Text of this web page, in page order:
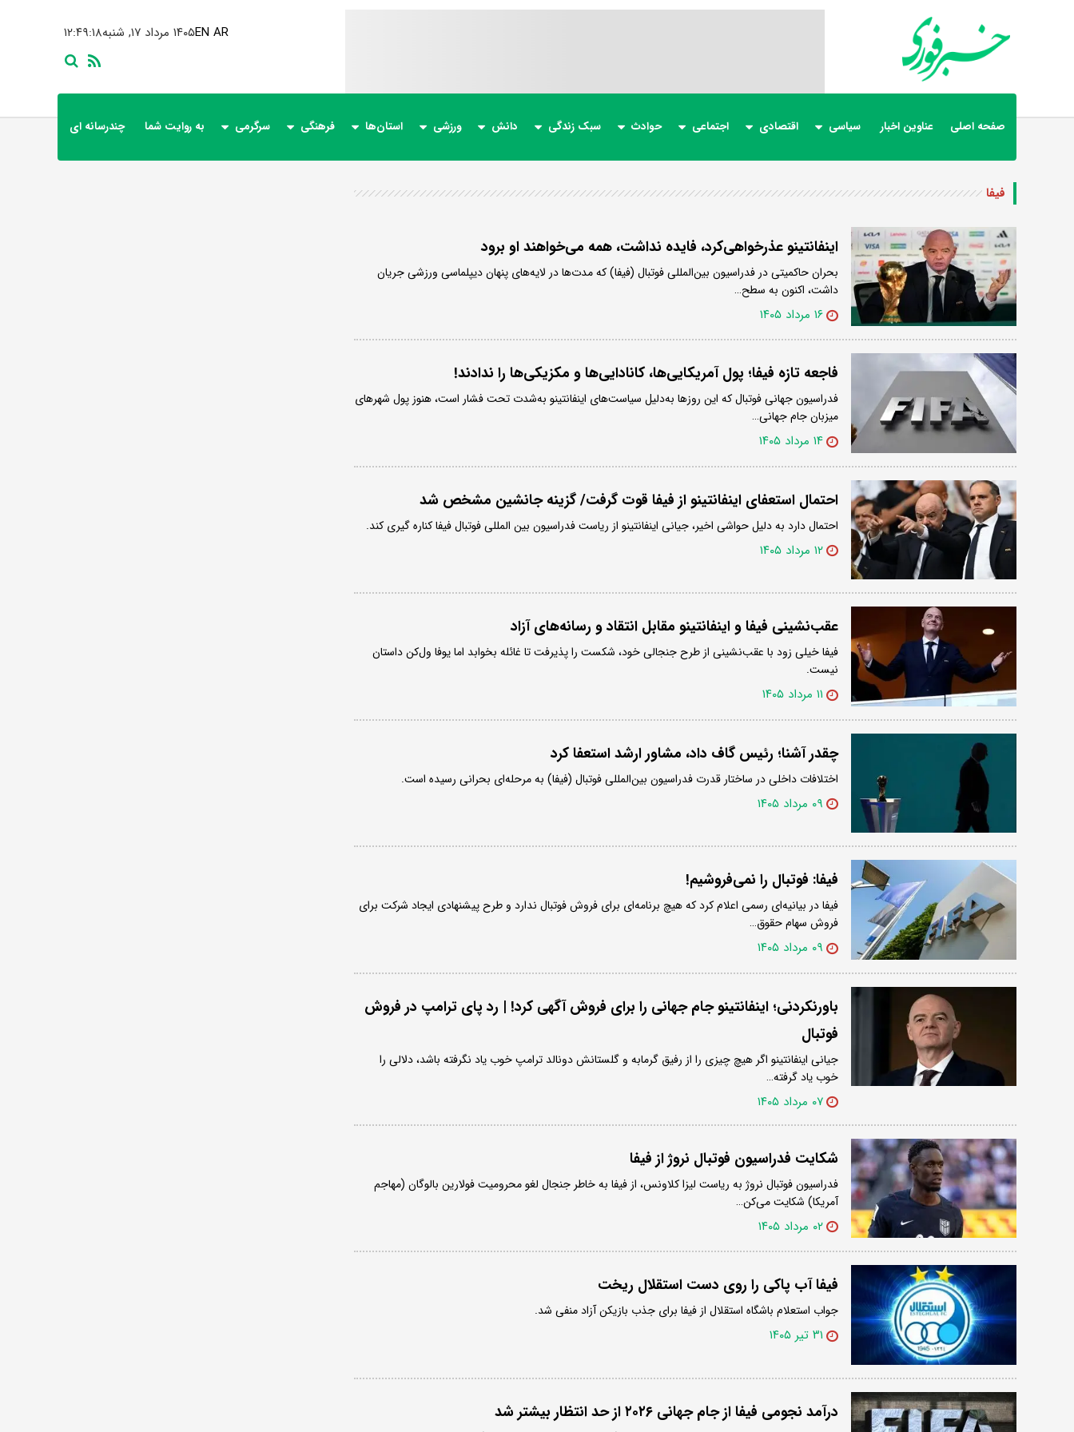
۱۲:۴۹:۱۹ ۱۴۰۵ مرداد ۱۷, شنبهEN AR
صفحه اصلی عناوین اخبار سیاسی اقتصادی اجتماعی حوادث سبک زندگی دانش ورزشی استان‌ها فرهنگی سرگرمی به روایت شما چندرسانه ای
فیفا
اینفانتینو عذرخواهی‌کرد، فایده نداشت، همه می‌خواهند او برود
بحران حاکمیتی در فدراسیون بین‌المللی فوتبال (فیفا) که مدت‌ها در لایه‌های پنهان دیپلماسی ورزشی جریان
داشت، اکنون به سطح…
۱۶ مرداد ۱۴۰۵
فاجعه تازه فیفا؛ پول آمریکایی‌ها، کانادایی‌ها و مکزیکی‌ها را ندادند!
فدراسیون جهانی فوتبال که این روزها به‌دلیل سیاست‌های اینفانتینو به‌شدت تحت فشار است، هنوز پول شهرهای
میزبان جام جهانی…
۱۴ مرداد ۱۴۰۵
احتمال استعفای اینفانتینو از فیفا قوت گرفت/ گزینه جانشین مشخص شد
احتمال دارد به دلیل حواشی اخیر، جیانی اینفانتینو از ریاست فدراسیون بین المللی فوتبال فیفا کناره گیری کند.
۱۲ مرداد ۱۴۰۵
عقب‌نشینی فیفا و اینفانتینو مقابل انتقاد و رسانه‌های آزاد
فیفا خیلی زود با عقب‌نشینی از طرح جنجالی خود، شکست را پذیرفت تا غائله بخوابد اما یوفا ول‌کن داستان
نیست.
۱۱ مرداد ۱۴۰۵
چقدر آشنا؛ رئیس گاف داد، مشاور ارشد استعفا کرد
اختلافات داخلی در ساختار قدرت فدراسیون بین‌المللی فوتبال (فیفا) به مرحله‌ای بحرانی رسیده است.
۰۹ مرداد ۱۴۰۵
فیفا: فوتبال را نمی‌فروشیم!
فیفا در بیانیه‌ای رسمی اعلام کرد که هیچ برنامه‌ای برای فروش فوتبال ندارد و طرح پیشنهادی ایجاد شرکت برای
فروش سهام حقوق…
۰۹ مرداد ۱۴۰۵
باورنکردنی؛ اینفانتینو جام جهانی را برای فروش آگهی کرد! | رد پای ترامپ در فروش
فوتبال
جیانی اینفانتینو اگر هیچ چیزی را از رفیق گرمابه و گلستانش دونالد ترامپ خوب یاد نگرفته باشد، دلالی را
خوب یاد گرفته…
۰۷ مرداد ۱۴۰۵
شکایت فدراسیون فوتبال نروژ از فیفا
فدراسیون فوتبال نروژ به ریاست لیزا کلاونس، از فیفا به خاطر جنجال لغو محرومیت فولارین بالوگان (مهاجم
آمریکا) شکایت می‌کن…
۰۲ مرداد ۱۴۰۵
فیفا آب پاکی را روی دست استقلال ریخت
جواب استعلام باشگاه استقلال از فیفا برای جذب بازیکن آزاد منفی شد.
۳۱ تیر ۱۴۰۵
درآمد نجومی فیفا از جام جهانی ۲۰۲۶ از حد انتظار بیشتر شد